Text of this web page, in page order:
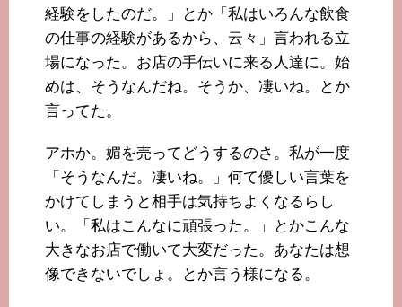
経験をしたのだ。」とか「私はいろんな飲食
の仕事の経験があるから、云々」言われる立
場になった。お店の手伝いに来る人達に。始
めは、そうなんだね。そうか、凄いね。とか
言ってた。
アホか。媚を売ってどうするのさ。私が一度
「そうなんだ。凄いね。」何て優しい言葉を
かけてしまうと相手は気持ちよくなるらし
い。「私はこんなに頑張った。」とかこんな
大きなお店で働いて大変だった。あなたは想
像できないでしょ。とか言う様になる。